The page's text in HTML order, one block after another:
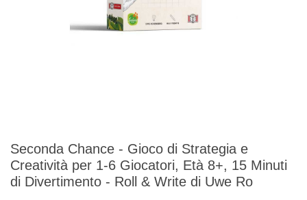
Seconda Chance - Gioco di Strategia e
Creatività per 1-6 Giocatori, Età 8+, 15 Minuti
di Divertimento - Roll & Write di Uwe Ro